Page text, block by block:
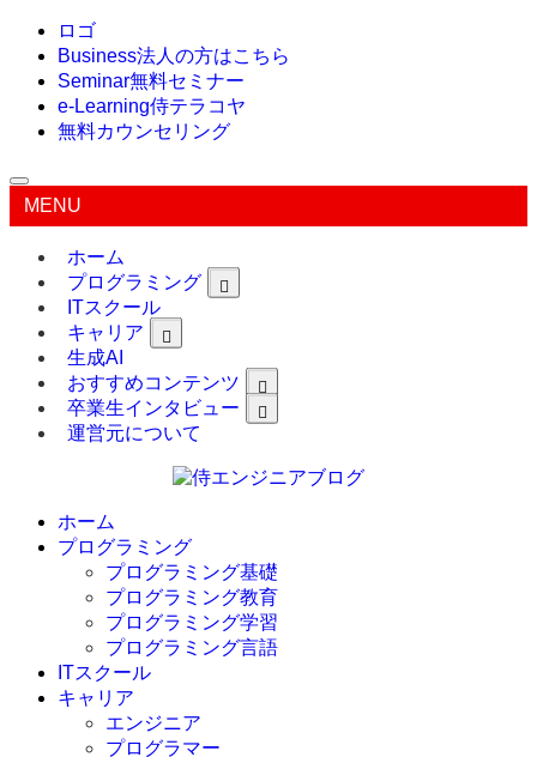
ロゴ
Business法人の方はこちら
Seminar無料セミナー
e-Learning侍テラコヤ
無料カウンセリング
MENU
ホーム
プログラミング
ITスクール
キャリア
生成AI
おすすめコンテンツ
卒業生インタビュー
運営元について
ホーム
プログラミング
プログラミング基礎
プログラミング教育
プログラミング学習
プログラミング言語
C言語
C#
ITスクール
キャリア
エンジニア
プログラマー